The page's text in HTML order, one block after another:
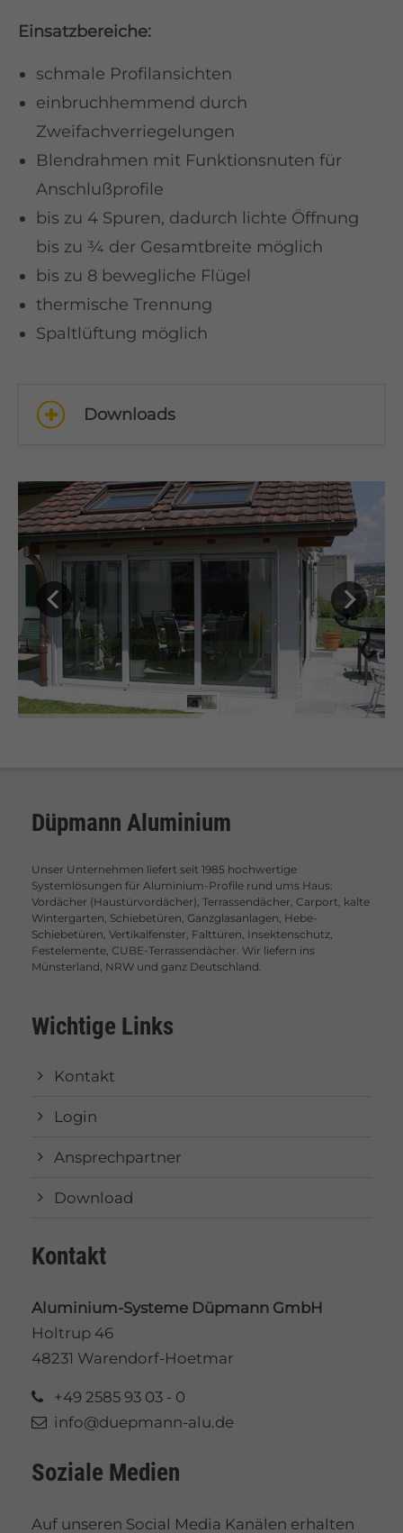
Einsatzbereiche:
schmale Profilansichten
einbruchhemmend durch
Zweifachverriegelungen
Blendrahmen mit Funktionsnuten für
Anschlußprofile
bis zu 4 Spuren, dadurch lichte Öffnung
bis zu ¾ der Gesamtbreite möglich
bis zu 8 bewegliche Flügel
thermische Trennung
Spaltlüftung möglich
Downloads
Düpmann Aluminium
Unser Unternehmen liefert seit 1985 hochwertige
Systemlösungen für Aluminium-Profile rund ums Haus:
Vordächer (Haustürvordächer), Terrassendächer, Carport, kalte
Wintergarten, Schiebetüren, Ganzglasanlagen, Hebe-
Schiebetüren, Vertikalfenster, Falttüren, Insektenschutz,
Festelemente, CUBE-Terrassendächer. Wir liefern ins
Münsterland, NRW und ganz Deutschland.
Wichtige Links
Kontakt
Login
Ansprechpartner
Download
Kontakt
Aluminium-Systeme Düpmann GmbH
Holtrup 46
48231 Warendorf-Hoetmar
+49 2585 93 03 - 0
info@duepmann-alu.de
Soziale Medien
Auf unseren Social Media Kanälen erhalten